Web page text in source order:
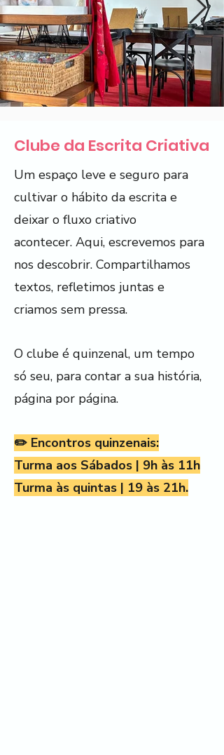
Clube da Escrita Criativa
Um espaço leve e seguro para
cultivar o hábito da escrita e
deixar o fluxo criativo
acontecer. Aqui, escrevemos para
nos descobrir. Compartilhamos
textos, refletimos juntas e
criamos sem pressa.
O clube é quinzenal, um tempo
só seu, para contar a sua história,
página por página.
✏️ Encontros quinzenais:
Turma aos Sábados | 9h às 11h
Turma às quintas | 19 às 21h.